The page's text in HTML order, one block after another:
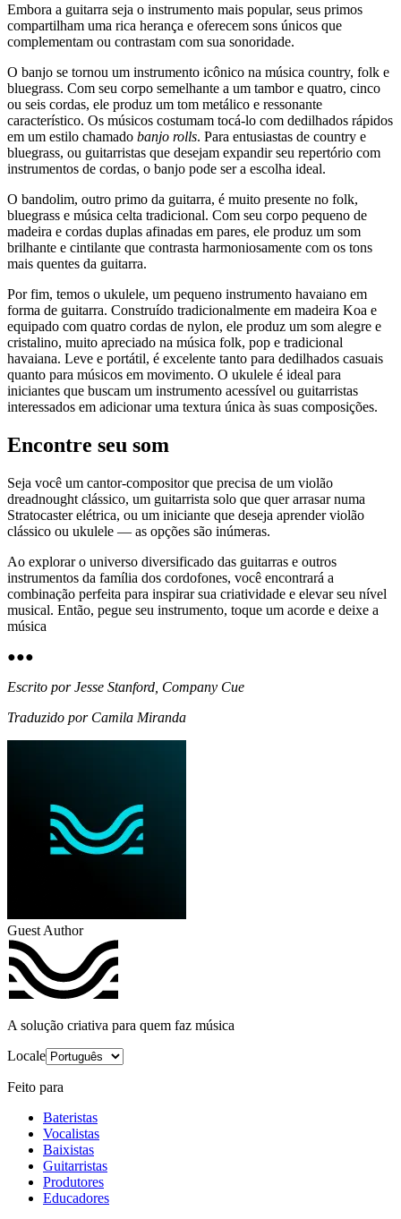
Embora a guitarra seja o instrumento mais popular, seus primos
compartilham uma rica herança e oferecem sons únicos que
complementam ou contrastam com sua sonoridade.
O banjo se tornou um instrumento icônico na música country, folk e
bluegrass. Com seu corpo semelhante a um tambor e quatro, cinco
ou seis cordas, ele produz um tom metálico e ressonante
característico. Os músicos costumam tocá-lo com dedilhados rápidos
em um estilo chamado banjo rolls. Para entusiastas de country e
bluegrass, ou guitarristas que desejam expandir seu repertório com
instrumentos de cordas, o banjo pode ser a escolha ideal.
O bandolim, outro primo da guitarra, é muito presente no folk,
bluegrass e música celta tradicional. Com seu corpo pequeno de
madeira e cordas duplas afinadas em pares, ele produz um som
brilhante e cintilante que contrasta harmoniosamente com os tons
mais quentes da guitarra.
Por fim, temos o ukulele, um pequeno instrumento havaiano em
forma de guitarra. Construído tradicionalmente em madeira Koa e
equipado com quatro cordas de nylon, ele produz um som alegre e
cristalino, muito apreciado na música folk, pop e tradicional
havaiana. Leve e portátil, é excelente tanto para dedilhados casuais
quanto para músicos em movimento. O ukulele é ideal para
iniciantes que buscam um instrumento acessível ou guitarristas
interessados em adicionar uma textura única às suas composições.
Encontre seu som
Seja você um cantor-compositor que precisa de um violão
dreadnought clássico, um guitarrista solo que quer arrasar numa
Stratocaster elétrica, ou um iniciante que deseja aprender violão
clássico ou ukulele — as opções são inúmeras.
Ao explorar o universo diversificado das guitarras e outros
instrumentos da família dos cordofones, você encontrará a
combinação perfeita para inspirar sua criatividade e elevar seu nível
musical. Então, pegue seu instrumento, toque um acorde e deixe a
música
●●●
Escrito por Jesse Stanford, Company Cue
Traduzido por Camila Miranda
Guest Author
A solução criativa para quem faz música
Locale
Feito para
Bateristas
Vocalistas
Baixistas
Guitarristas
Produtores
Educadores